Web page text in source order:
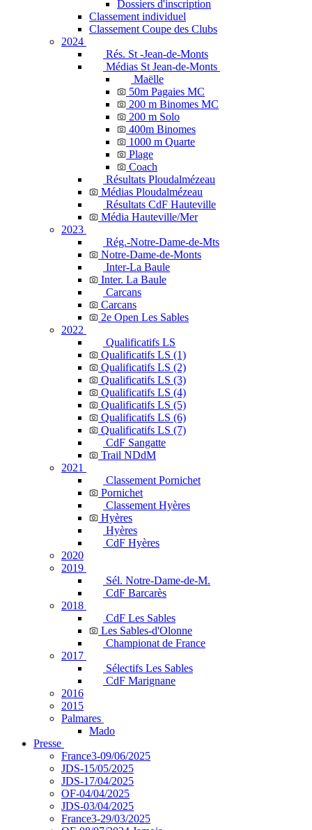
Dossiers d'inscription
Classement individuel
Classement Coupe des Clubs
2024
Rés. St -Jean-de-Monts
Médias St Jean-de-Monts
Maëlle
50m Pagaies MC
200 m Binomes MC
200 m Solo
400m Binomes
1000 m Quarte
Plage
Coach
Résultats Ploudalmézeau
Médias Ploudalmézeau
Résultats CdF Hauteville
Média Hauteville/Mer
2023
Rég.-Notre-Dame-de-Mts
Notre-Dame-de-Monts
Inter-La Baule
Inter. La Baule
Carcans
Carcans
2e Open Les Sables
2022
Qualificatifs LS
Qualificatifs LS (1)
Qualificatifs LS (2)
Qualificatifs LS (3)
Qualificatifs LS (4)
Qualificatifs LS (5)
Qualificatifs LS (6)
Qualificatifs LS (7)
CdF Sangatte
Trail NDdM
2021
Classement Pornichet
Pornichet
Classement Hyères
Hyères
Hyères
CdF Hyères
2020
2019
Sél. Notre-Dame-de-M.
CdF Barcarès
2018
CdF Les Sables
Les Sables-d'Olonne
Championat de France
2017
Sélectifs Les Sables
CdF Marignane
2016
2015
Palmares
Mado
Presse
France3-09/06/2025
JDS-15/05/2025
JDS-17/04/2025
OF-04/04/2025
JDS-03/04/2025
France3-29/03/2025